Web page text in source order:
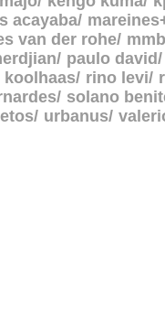
acayaba
van der rohe
paulo david
koolhaas rino levi
solano
urbanus